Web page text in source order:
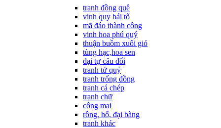
tranh đồng quê
vinh quy bái tổ
mã đáo thành công
vinh hoa phú quý
thuận buồm xuôi gió
tùng hạc,hoa sen
đại tự câu đối
tranh tứ quý
tranh trống đồng
tranh cá chép
tranh chữ
công mai
rồng, hổ, đại bàng
tranh khác